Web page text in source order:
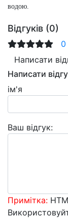
водою.
Відгуків (0)
0
Написати
Написати
ім'я
Ваш відгук:
Примітка: